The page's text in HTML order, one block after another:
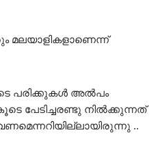
മലയാളികളാണെന്ന്
പരിക്കുകൾ അൽപം
പേടിച്ചരണ്ടു നിൽക്കുന്നത്
..